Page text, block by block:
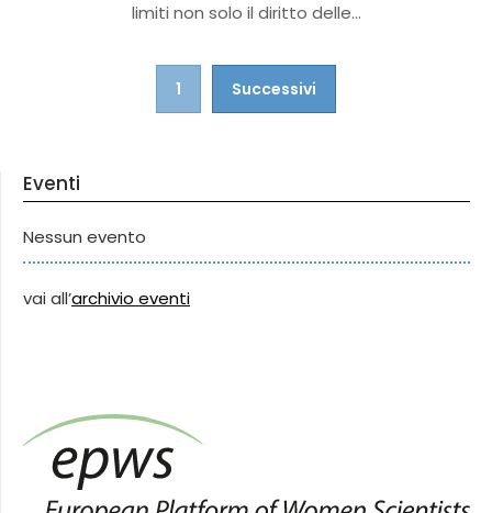
limiti non solo il diritto delle…
Navigazione
1 Successivi
Eventi
Nessun evento
vai all’archivio eventi